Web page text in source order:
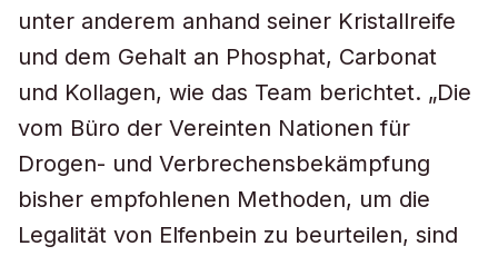
unter anderem anhand seiner Kristallreife
und dem Gehalt an Phosphat, Carbonat
und Kollagen, wie das Team berichtet. „Die
vom Büro der Vereinten Nationen für
Drogen- und Verbrechensbekämpfung
bisher empfohlenen Methoden, um die
Legalität von Elfenbein zu beurteilen, sind